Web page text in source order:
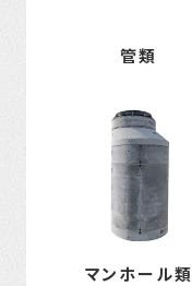
管類
マンホール類